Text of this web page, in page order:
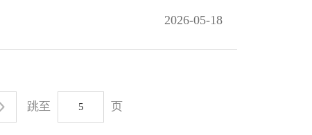
2026-05-18
跳至 页